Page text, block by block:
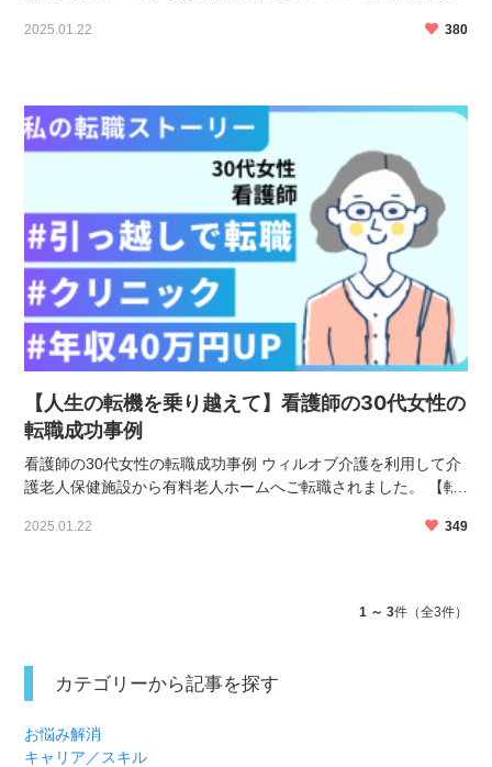
（正社員） 年収480万円 【転職後の勤務条件 […]
2025.01.22 380
【人生の転機を乗り越えて】看護師の30代女性の
転職成功事例
看護師の30代女性の転職成功事例 ウィルオブ介護を利用して介
護老人保健施設から有料老人ホームへご転職されました。 【転
職後の勤務条件】 クリニックでの看護師 […]
2025.01.22 349
1 ～ 3件（全3件）
カテゴリーから記事を探す
お悩み解消
キャリア／スキル